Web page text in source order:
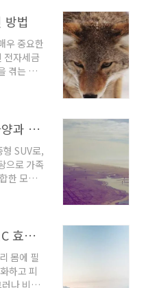
는 방법
로 브이
부 문제
다.
혈색소
발휘
레이저의
방법
우 중요한
전자세금
겪는 경
산서 누
는 정보
스의 거
하고 발
산서는 고
세무 신
러한 전
을 극복
과 같습
푸조 5008 신모델의 주요 사양과 가격 정보
SUV로,
으로 가족
한 모델
대해서
으로 다
그릴과
러운 느
스포티
천연 비타민C와 합성 비타민C 효능 비교
몸에 필
하고 피
나 비타